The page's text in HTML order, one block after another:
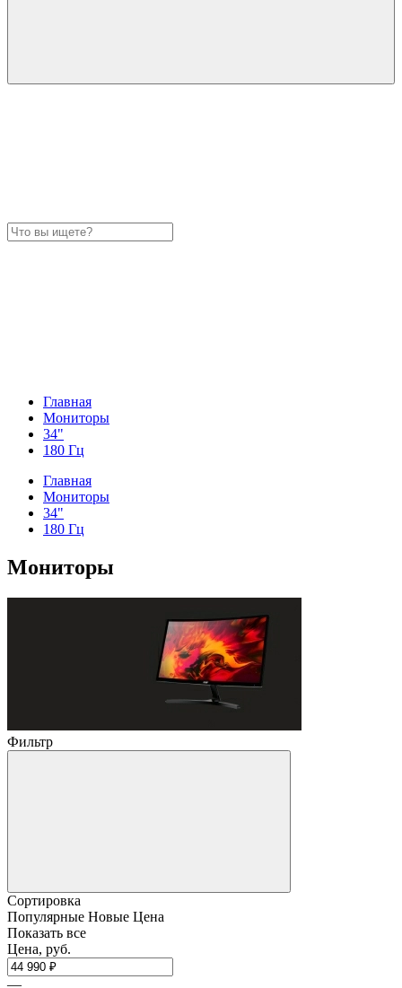
Главная
Мониторы
34"
180 Гц
Главная
Мониторы
34"
180 Гц
Мониторы
Фильтр
Сортировка
Популярные Новые Цена
Показать все
Цена, руб.
—